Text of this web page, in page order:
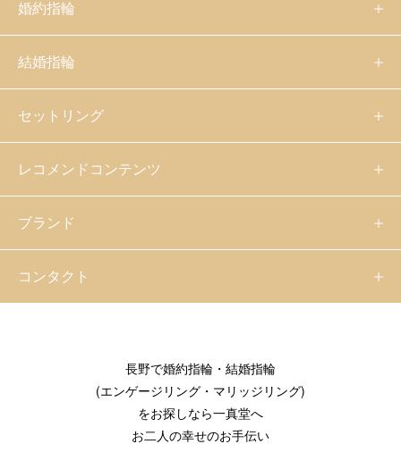
婚約指輪
結婚指輪
セットリング
レコメンドコンテンツ
ブランド
コンタクト
長野で婚約指輪・結婚指輪
(エンゲージリング・マリッジリング)
をお探しなら一真堂へ
お二人の幸せのお手伝い